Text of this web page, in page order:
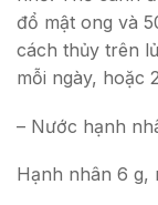
đổ mật ong và
cách thủy trên
mỗi ngày, hoặc
– Nước hạnh
Hạnh nhân 6 g,